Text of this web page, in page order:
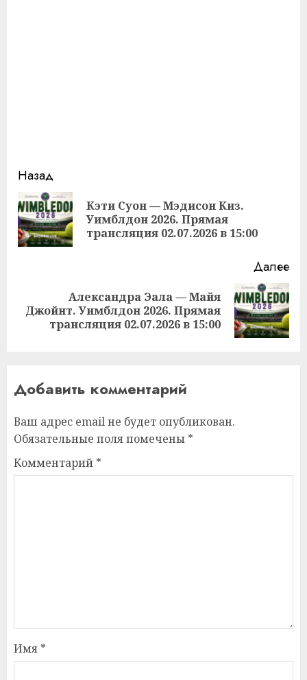
Продолжить
чтение
Назад
Кэти Суон — Мэдисон Киз.
Уимблдон 2026. Прямая
трансляция 02.07.2026 в 15:00
Далее
Следующая
запись:
Александра Эала — Майя
Джойнт. Уимблдон 2026. Прямая
трансляция 02.07.2026 в 15:00
Добавить комментарий
Ваш адрес email не будет опубликован.
Обязательные поля помечены *
Комментарий *
Имя *